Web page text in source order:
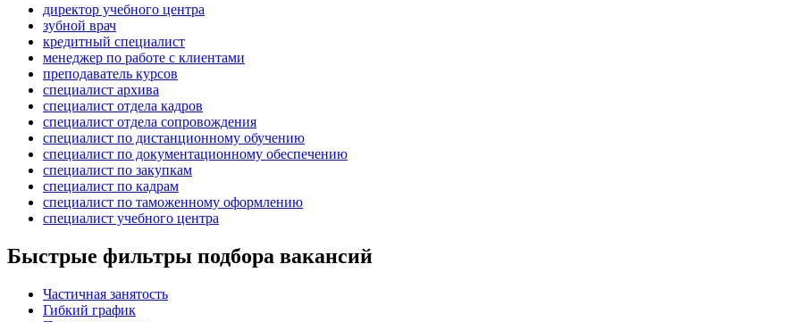
директор учебного центра
зубной врач
кредитный специалист
менеджер по работе с клиентами
преподаватель курсов
специалист архива
специалист отдела кадров
специалист отдела сопровождения
специалист по дистанционному обучению
специалист по документационному обеспечению
специалист по закупкам
специалист по кадрам
специалист по таможенному оформлению
специалист учебного центра
Быстрые фильтры подбора вакансий
Частичная занятость
Гибкий график